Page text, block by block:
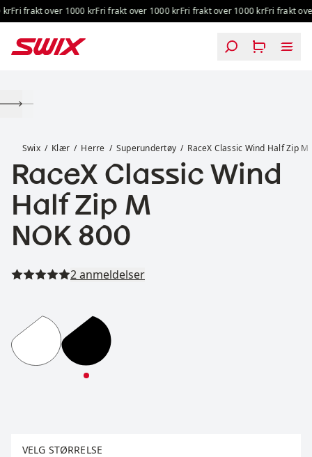
Hopp til innhold
Fri frakt over 1000 kr Fri frakt over 1000 krFri frakt over 1000 krFri frakt over
Swix Klær Herre Superundertøy RaceX Classic Wind Half Zip M
RaceX Classic Wind
Half Zip M
Pris:
NOK 800
Les alle anmeldelser
2 anmeldelser
RaceX Classic Wind Half Zip M
RaceX Classic Wind Half Zip M
VELG STØRRELSE